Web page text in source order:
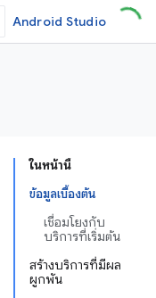
Android Studio
ในหน้านี้
ข้อมูลเบื้องต้น
เชื่อมโยงกับ
บริการที่เริ่มต้น
สร้างบริการที่มีผล
ผูกพัน